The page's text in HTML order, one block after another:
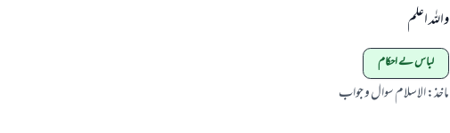
واللہ اعلم
لباس کے احکام
ماخذ:الاسلام سوال و جواب